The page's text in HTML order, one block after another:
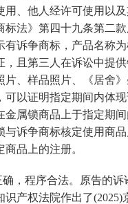
用、他人经许可使用以
标法》第四十九条第二
有诉争商标，产品名称
且第三人在诉讼中提供
片、样品照片、《居舍
可以证明指定期间内体
金属锁商品上于指定期间
与诉争商标核定使用商品
品上的注册。
，程序合法。原告的诉
产权法院作出了(2025)